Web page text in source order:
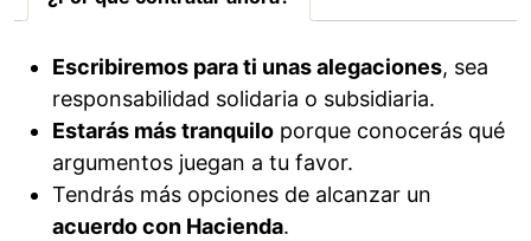
Escribiremos para ti unas alegaciones, sea
responsabilidad solidaria o subsidiaria.
Estarás más tranquilo porque conocerás qué
argumentos juegan a tu favor.
Tendrás más opciones de alcanzar un
acuerdo con Hacienda.